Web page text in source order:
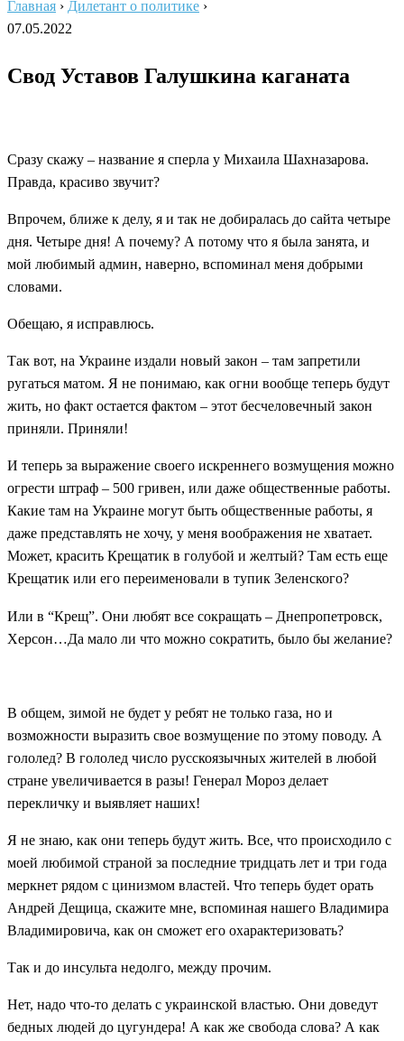
Главная › Дилетант о политике ›
07.05.2022
Свод Уставов Галушкина каганата
Сразу скажу – название я сперла у Михаила Шахназарова.
Правда, красиво звучит?
Впрочем, ближе к делу, я и так не добиралась до сайта четыре
дня. Четыре дня! А почему? А потому что я была занята, и
мой любимый админ, наверно, вспоминал меня добрыми
словами.
Обещаю, я исправлюсь.
Так вот, на Украине издали новый закон – там запретили
ругаться матом. Я не понимаю, как огни вообще теперь будут
жить, но факт остается фактом – этот бесчеловечный закон
приняли. Приняли!
И теперь за выражение своего искреннего возмущения можно
огрести штраф – 500 гривен, или даже общественные работы.
Какие там на Украине могут быть общественные работы, я
даже представлять не хочу, у меня воображения не хватает.
Может, красить Крещатик в голубой и желтый? Там есть еще
Крещатик или его переименовали в тупик Зеленского?
Или в “Крещ”. Они любят все сокращать – Днепропетровск,
Херсон…Да мало ли что можно сократить, было бы желание?
В общем, зимой не будет у ребят не только газа, но и
возможности выразить свое возмущение по этому поводу. А
гололед? В гололед число русскоязычных жителей в любой
стране увеличивается в разы! Генерал Мороз делает
перекличку и выявляет наших!
Я не знаю, как они теперь будут жить. Все, что происходило с
моей любимой страной за последние тридцать лет и три года
меркнет рядом с цинизмом властей. Что теперь будет орать
Андрей Дещица, скажите мне, вспоминая нашего Владимира
Владимировича, как он сможет его охарактеризовать?
Так и до инсульта недолго, между прочим.
Нет, надо что-то делать с украинской властью. Они доведут
бедных людей до цугундера! А как же свобода слова? А как